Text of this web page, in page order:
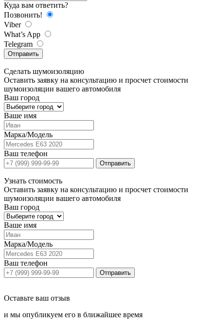
Куда вам ответить?
Позвонить!
Viber
What’s App
Telegram
Отправить
Сделать шумоизоляцию
Оставить заявку на консультацию и просчет стоимости
шумоизоляции вашего автомобиля
Ваш город
Ваше имя
Марка/Модель
Ваш телефон
Отправить
Узнать стоимость
Оставить заявку на консультацию и просчет стоимости
шумоизоляции вашего автомобиля
Ваш город
Ваше имя
Марка/Модель
Ваш телефон
Отправить
Оставьте ваш отзыв
и мы опубликуем его в ближайшее время